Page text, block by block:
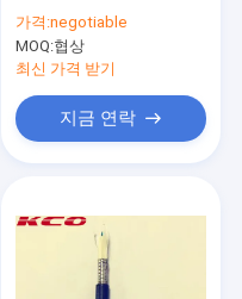
가격:negotiable
MOQ:협상
최신 가격 받기
지금 연락